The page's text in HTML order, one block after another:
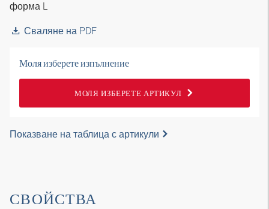
форма L
Сваляне на PDF
Моля изберете изпълнение
МОЛЯ ИЗБЕРЕТЕ АРТИКУЛ
Показване на таблица с артикули
СВОЙСТВА